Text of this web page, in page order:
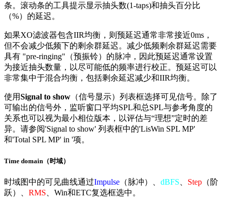
条。滚动条的工具提示显示抽头数(1-taps)和抽头百分比
（%）的延迟。
如果XO滤波器包含IIR均衡，则预延迟通常非常接近0ms，
但不会减少低频下的剩余群延迟。减少低频剩余群延迟需要
具有 "pre-ringing"（预振铃）的脉冲，因此预延迟通常设置
为接近抽头数量，以尽可能低的频率进行校正。预延迟可以
非常集中于混合均衡，包括剩余延迟减少和IIR均衡。
使用Signal to show （信号显示）列表框选择可见信号。除了
可输出的信号外，监听窗口平均SPL和总SPL与参考角度的
关系也可以视为最小相位版本，以评估与“理想”定时的差
异。请参阅'Signal to show' 列表框中的'LisWin SPL MP'
和'Total SPL MP' in '项。
Time domain（时域）
时域图中的可见曲线通过Impulse （脉冲）、 dBFS Step （阶
跃）、 RMS 、Win和ETC复选框选中。